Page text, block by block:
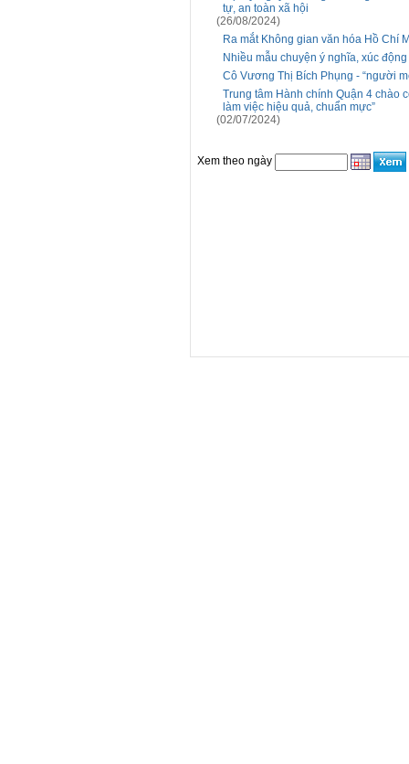
tự, an toàn xã hội
(26/08/2024)
Ra mắt Không gian văn hóa Hồ Chí
Nhiều mẫu chuyện ý nghĩa, xúc
Cô Vương Thị Bích Phụng - “người
Trung tâm Hành chính Quận 4 chào
làm việc hiệu quả, chuẩn mực”
(02/07/2024)
Xem theo ngày